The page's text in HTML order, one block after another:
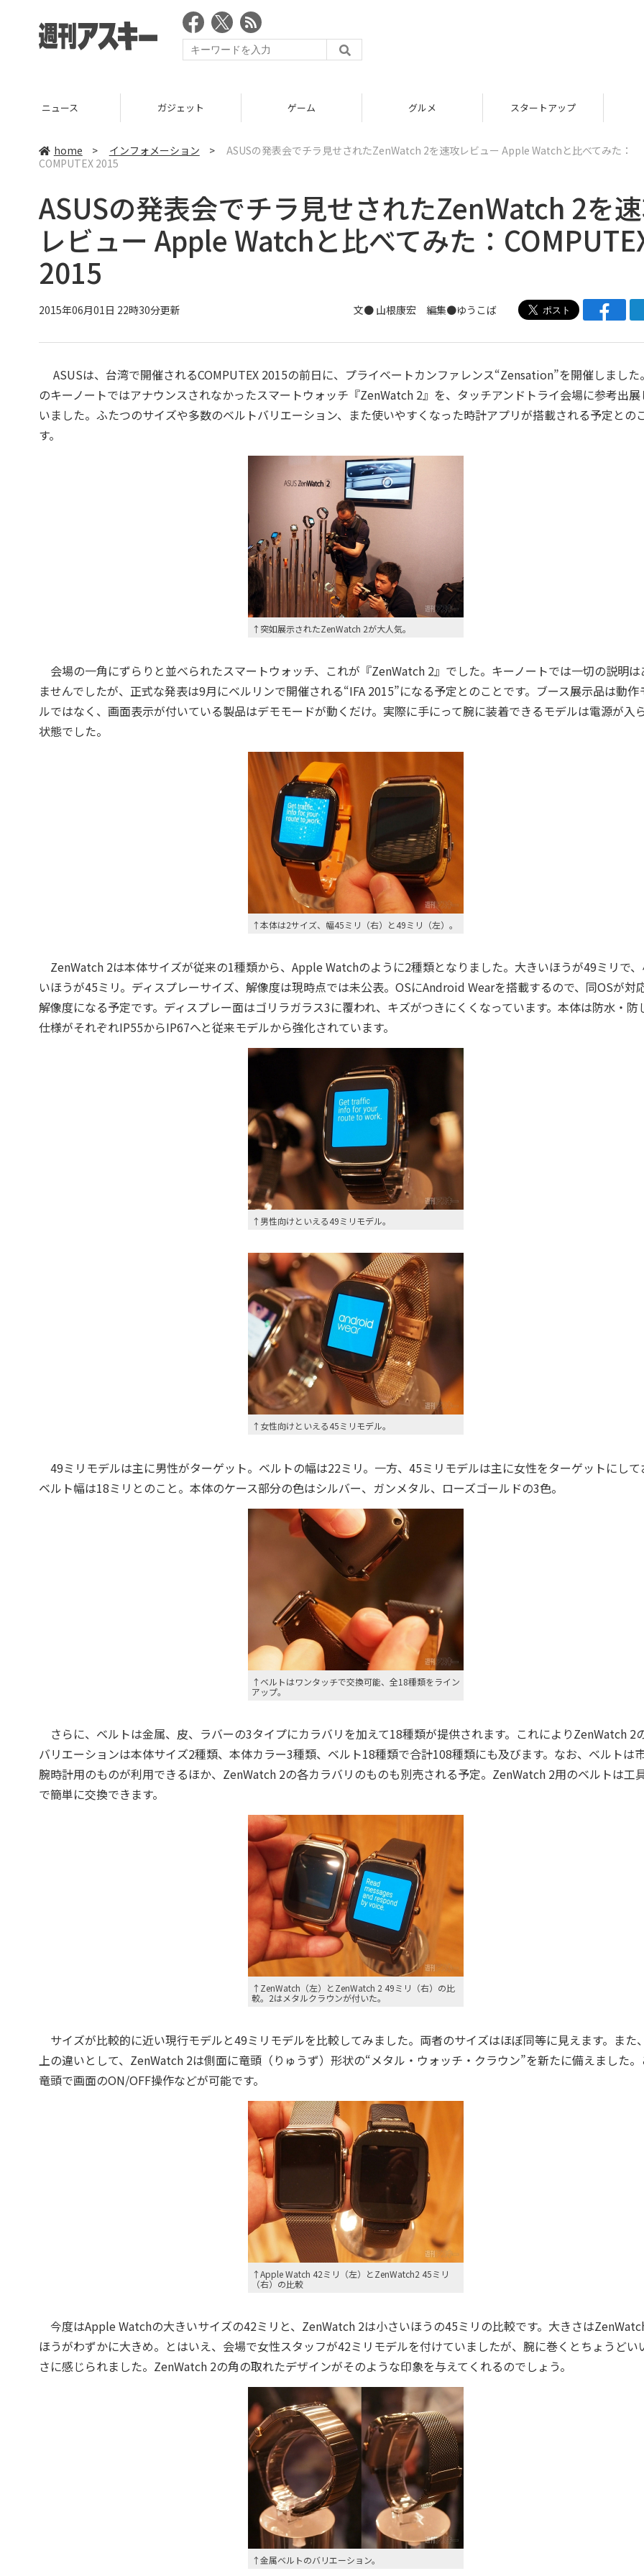
ニュース ガジェット ゲーム グルメ スタートアップ
home > インフォメーション >
ASUSの発表会でチラ見せされたZenWatch 2を速攻レビュー Apple Watchと比べてみた：
COMPUTEX 2015
ASUSの発表会でチラ見せされたZenWatch 2を
レビュー Apple Watchと比べてみた：
2015
2015年06月01日 22時30分更新 文● 山根康宏 編集●ゆうこば
ASUSは、台湾で開催されるCOMPUTEX 2015の前日に、プライベートカンファレンス“Zensation”を開催しました
のキーノートではアナウンスされなかったスマートウォッチ『ZenWatch 2』を、タッチアンドトライ会場に参考出展
いました。ふたつのサイズや多数のベルトバリエーション、また使いやすくなった時計アプリが搭載される予定との
す。
↑突如展示されたZenWatch 2が大人気。
会場の一角にずらりと並べられたスマートウォッチ、これが『ZenWatch 2』でした。キーノートでは一切の説明は
ませんでしたが、正式な発表は9月にベルリンで開催される“IFA 2015”になる予定とのことです。ブース展示品は動作
ルではなく、画面表示が付いている製品はデモモードが動くだけ。実際に手にって腕に装着できるモデルは電源が入
状態でした。
↑本体は2サイズ、幅45ミリ（右）と49ミリ（左）。
ZenWatch 2は本体サイズが従来の1種類から、Apple Watchのように2種類となりました。大きいほうが49ミリで
いほうが45ミリ。ディスプレーサイズ、解像度は現時点では未公表。OSにAndroid Wearを搭載するので、同OSが対
解像度になる予定です。ディスプレー面はゴリラガラス3に覆われ、キズがつきにくくなっています。本体は防水・防
仕様がそれぞれIP55からIP67へと従来モデルから強化されています。
↑男性向けといえる49ミリモデル。
↑女性向けといえる45ミリモデル。
49ミリモデルは主に男性がターゲット。ベルトの幅は22ミリ。一方、45ミリモデルは主に女性をターゲットにして
ベルト幅は18ミリとのこと。本体のケース部分の色はシルバー、ガンメタル、ローズゴールドの3色。
↑ベルトはワンタッチで交換可能、全18種類をライン
アップ。
さらに、ベルトは金属、皮、ラバーの3タイプにカラバリを加えて18種類が提供されます。これによりZenWatch 2
バリエーションは本体サイズ2種類、本体カラー3種類、ベルト18種類で合計108種類にも及びます。なお、ベルトは
腕時計用のものが利用できるほか、ZenWatch 2の各カラバリのものも別売される予定。ZenWatch 2用のベルトは工
で簡単に交換できます。
↑ZenWatch（左）とZenWatch 2 49ミリ（右）の比
較。2はメタルクラウンが付いた。
サイズが比較的に近い現行モデルと49ミリモデルを比較してみました。両者のサイズはほぼ同等に見えます。また
上の違いとして、ZenWatch 2は側面に竜頭（りゅうず）形状の“メタル・ウォッチ・クラウン”を新たに備えました
竜頭で画面のON/OFF操作などが可能です。
↑Apple Watch 42ミリ（左）とZenWatch2 45ミリ
（右）の比較
今度はApple Watchの大きいサイズの42ミリと、ZenWatch 2は小さいほうの45ミリの比較です。大きさは
ほうがわずかに大きめ。とはいえ、会場で女性スタッフが42ミリモデルを付けていましたが、腕に巻くとちょうどい
さに感じられました。ZenWatch 2の角の取れたデザインがそのような印象を与えてくれるのでしょう。
↑金属ベルトのバリエーション。